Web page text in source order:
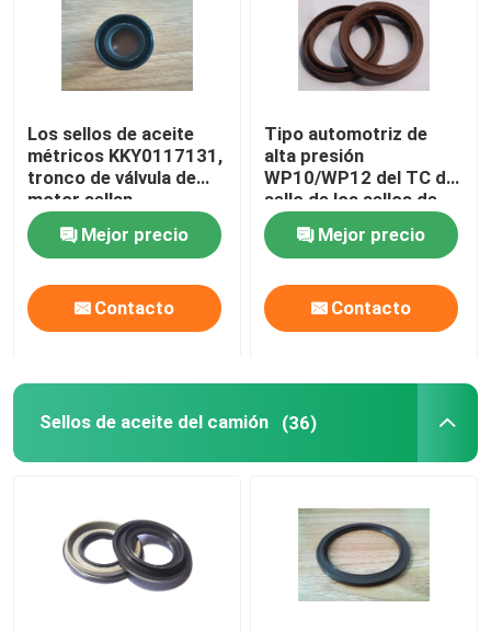
Fijaciones y sujeciones del metal
sello mecánico del eje
sellos de aceite del tronco de válvula
Piezas de reparación del motor
Casquillo de empaquetadura de la fibra
Los sellos de aceite
métricos KKY0117131,
tronco de válvula de
motor sellan
resistencia de abrasión
Mejor precio
Contacto
Tipo automotriz de
alta presión
WP10/WP12 del TC del
sello de los sellos de
aceite/de aceite del
labio dobleMejor precio
Contacto
Sellos de aceite del camión (36)